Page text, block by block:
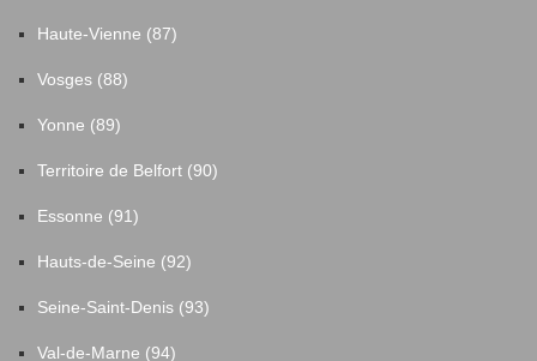
Haute-Vienne (87)
Vosges (88)
Yonne (89)
Territoire de Belfort (90)
Essonne (91)
Hauts-de-Seine (92)
Seine-Saint-Denis (93)
Val-de-Marne (94)